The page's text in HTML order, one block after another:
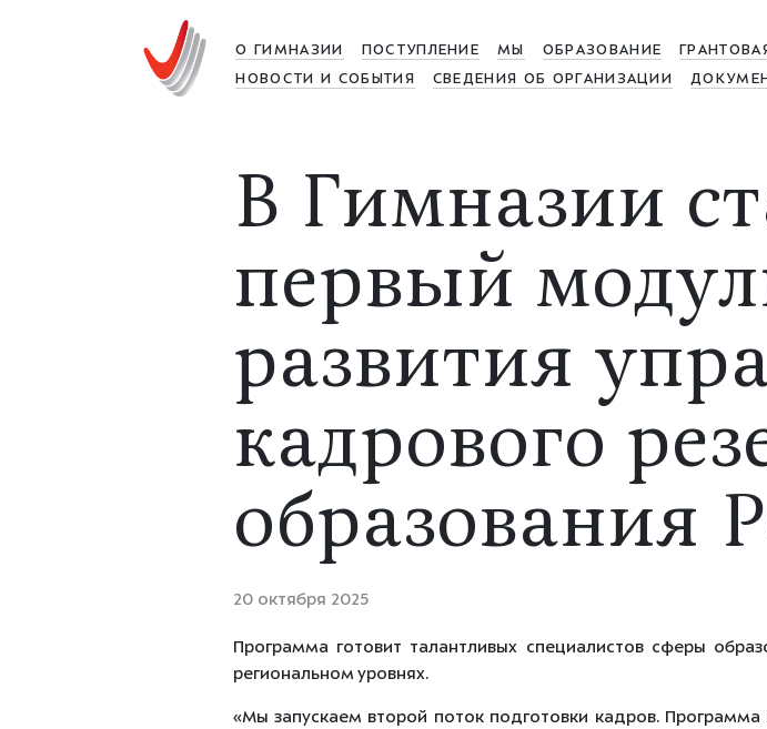
О ГИМНАЗИИ ПОСТУПЛЕНИЕ МЫ ОБРАЗОВАНИЕ
НОВОСТИ И СОБЫТИЯ
СВЕДЕНИЯ ОБ ОРГАНИЗАЦИИ
В Гимназии
первый
развития
кадрового
образования
20 октября 2025
Программа готовит талантливых специалистов сферы
региональном уровнях.
«Мы запускаем второй поток подготовки кадров.